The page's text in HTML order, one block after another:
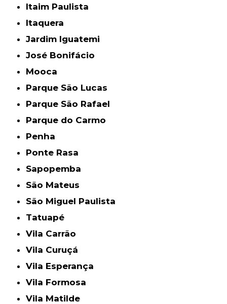
Itaim Paulista
Itaquera
Jardim Iguatemi
José Bonifácio
Mooca
Parque São Lucas
Parque São Rafael
Parque do Carmo
Penha
Ponte Rasa
Sapopemba
São Mateus
São Miguel Paulista
Tatuapé
Vila Carrão
Vila Curuçá
Vila Esperança
Vila Formosa
Vila Matilde